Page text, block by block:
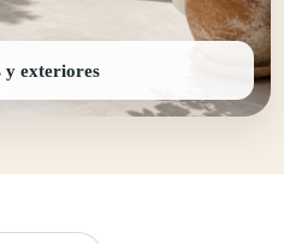
y exteriores